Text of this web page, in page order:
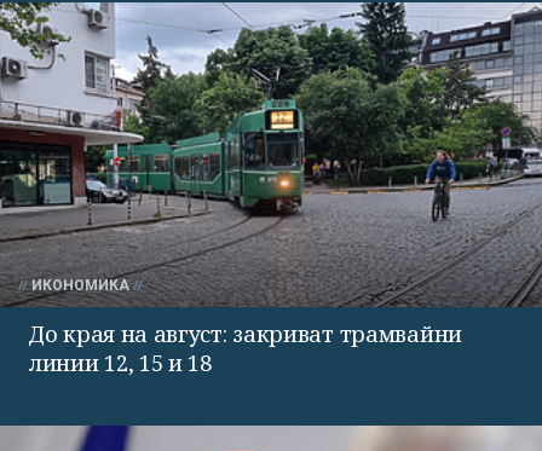
ИКОНОМИКА
До края на август: закриват трамвайни
линии 12, 15 и 18